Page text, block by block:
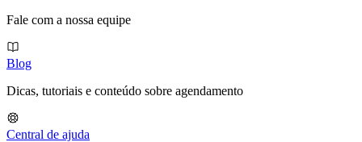
Fale com a nossa equipe
Blog
Dicas, tutoriais e conteúdo sobre agendamento
Central de ajuda